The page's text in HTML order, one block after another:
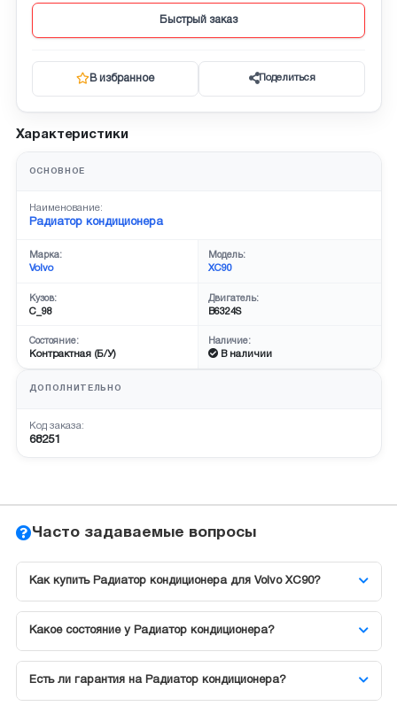
Быстрый заказ
В избранное Поделиться
Характеристики
ОСНОВНОЕ
Наименование:
Радиатор кондиционера
Марка:
Volvo
Модель:
XC90
Кузов:
C_98
Двигатель:
B6324S
Состояние:
Контрактная (Б/У)
Наличие:
В наличии
ДОПОЛНИТЕЛЬНО
Код заказа:
68251
Часто задаваемые вопросы
Как купить Радиатор кондиционера для Volvo XC90?
Какое состояние у Радиатор кондиционера?
Есть ли гарантия на Радиатор кондиционера?